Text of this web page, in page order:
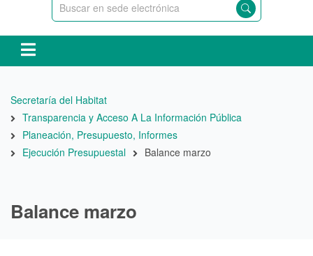
Ruta
de
navegación
Secretaría del Habitat
Transparencia y Acceso A La Información Pública
Planeación, Presupuesto, Informes
Ejecución Presupuestal
Balance marzo
Balance marzo